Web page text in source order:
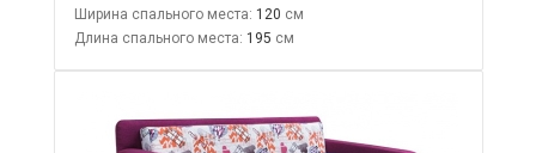
Ширина спального места: 120
Длина спального места: 195